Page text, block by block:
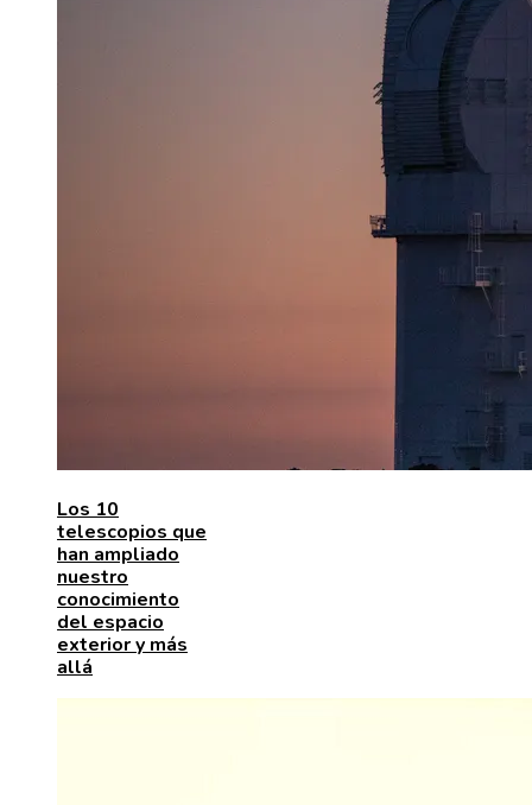
Los 10
telescopios que
han ampliado
nuestro
conocimiento
del espacio
exterior y más
allá